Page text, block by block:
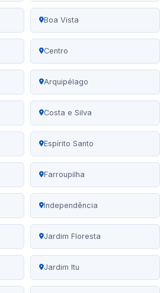
Boa Vista
Centro
Arquipélago
Costa e Silva
Espírito Santo
Farroupilha
Independência
Jardim Floresta
Jardim Itu